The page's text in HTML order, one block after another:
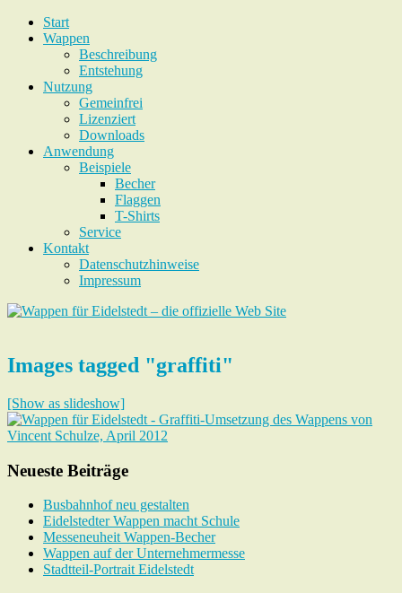
Start
Wappen
Beschreibung
Entstehung
Nutzung
Gemeinfrei
Lizenziert
Downloads
Anwendung
Beispiele
Becher
Flaggen
T-Shirts
Service
Kontakt
Datenschutzhinweise
Impressum
Images tagged "graffiti"
[Show as slideshow]
Neueste Beiträge
Busbahnhof neu gestalten
Eidelstedter Wappen macht Schule
Messeneuheit Wappen-Becher
Wappen auf der Unternehmermesse
Stadtteil-Portrait Eidelstedt